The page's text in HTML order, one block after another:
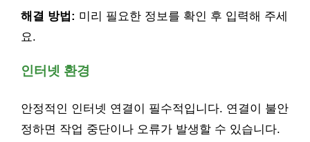
해결 방법: 미리 필요한 정보를 확인 후 입력해 주세
요.
인터넷 환경
안정적인 인터넷 연결이 필수적입니다. 연결이 불안
정하면 작업 중단이나 오류가 발생할 수 있습니다.